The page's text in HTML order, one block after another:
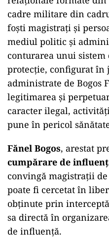
cadre militare din
foști magistrați și
mediul politic și
conturarea unui
protecție, configurat în
administrate de Bogos
legitimarea și
caracter ilegal,
pune în pericol
Fănel Bogos, arestat
cumpărare de
convingă magistrații
poate fi cercetat în
obținute prin
sa directă în
de influență.